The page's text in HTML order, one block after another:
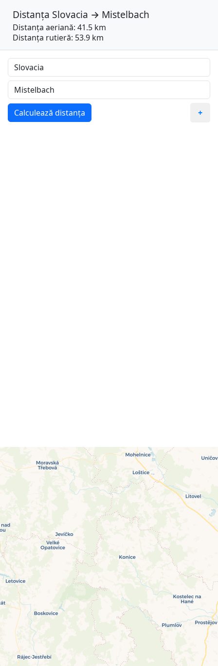
Distanța Slovacia → Mistelbach
Distanța aeriană: 41.5 km
Distanța rutieră: 53.9 km
Calculează distanța +